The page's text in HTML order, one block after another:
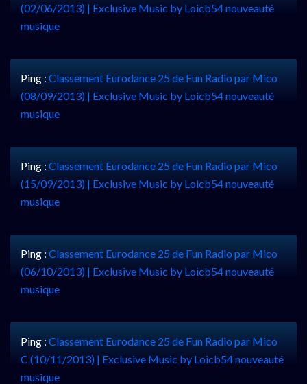
(02/06/2013) | Exclusive Music by Loicb54 nouveauté
musique
Ping : Classement Eurodance 25 de Fun Radio par Mico
(08/09/2013) | Exclusive Music by Loicb54 nouveauté
musique
Ping : Classement Eurodance 25 de Fun Radio par Mico
(15/09/2013) | Exclusive Music by Loicb54 nouveauté
musique
Ping : Classement Eurodance 25 de Fun Radio par Mico
(06/10/2013) | Exclusive Music by Loicb54 nouveauté
musique
Ping : Classement Eurodance 25 de Fun Radio par Mico
C (10/11/2013) | Exclusive Music by Loicb54 nouveauté
musique